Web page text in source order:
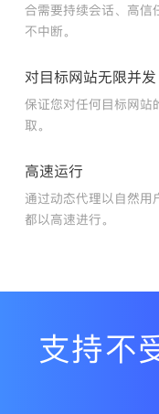
合需要持续会话、高信
不中断。
对目标网站无限并发
保证您对任何目标网站
取。
高速运行
通过动态代理以自然用
都以高速进行。
支持不